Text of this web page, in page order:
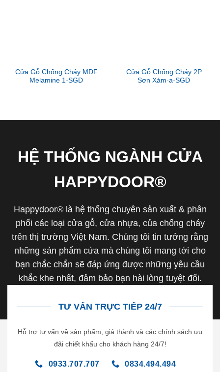
Cửa Gỗ Chống Cháy MDF
Melamine 1-SGD
Cửa Gỗ Chống Cháy 2P
Sơn Xám-a-SGD
HỆ THỐNG NGÀNH CỬA
HAPPYDOOR®
Happydoor® là hệ thống chuyên sản xuất & phân
phối các loại cửa gỗ, cửa nhựa, của chống cháy
trên thị trường Việt Nam. Chúng tôi tin tưởng rằng
những sản phẩm cửa mà chúng tôi mang tới cho
bạn chắc chắn sẽ đáp ứng được những yêu cầu
khắc khe nhất, đảm bảo bạn hài lòng tuyệt đối.
TƯ VẤN TRỰC TIẾP 24/7
Hỗ trợ tư vấn về sản phẩm, giá thành và các chính sách ưu
đãi chiết khấu cho khách hàng 24/7!
0933.707.707 0834.494.494